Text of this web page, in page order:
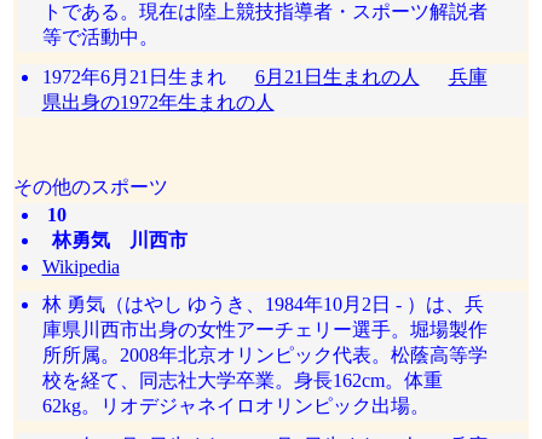
トである。現在は陸上競技指導者・スポーツ解説者
等で活動中。
1972年6月21日生まれ 6月21日生まれの人
兵庫
県出身の1972年生まれの人
その他のスポーツ
10
林勇気 川西市
Wikipedia
林 勇気（はやし ゆうき、1984年10月2日 - ）は、兵
庫県川西市出身の女性アーチェリー選手。堀場製作
所所属。2008年北京オリンピック代表。松蔭高等学
校を経て、同志社大学卒業。身長162cm。体重
62kg。リオデジャネイロオリンピック出場。